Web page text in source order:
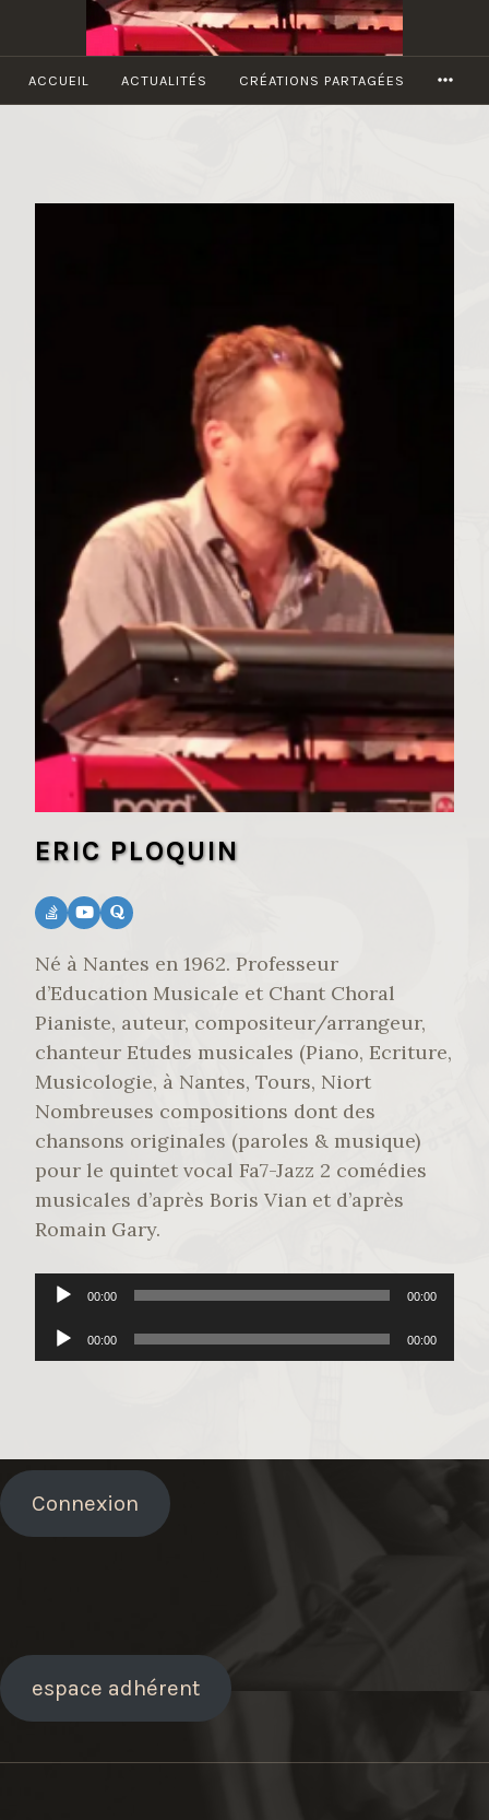
ACCUEIL ACTUALITÉS CRÉATIONS PARTAGÉES
ERIC PLOQUIN
Né à Nantes en 1962. Professeur
d’Education Musicale et Chant Choral
Pianiste, auteur, compositeur/arrangeur,
chanteur Etudes musicales (Piano, Ecriture,
Musicologie, à Nantes, Tours, Niort
Nombreuses compositions dont des
chansons originales (paroles & musique)
pour le quintet vocal Fa7-Jazz 2 comédies
musicales d’après Boris Vian et d’après
Romain Gary.
Lecteur
00:00 00:00
Lecteur
audio
00:00 00:00
Connexion
espace adhérent